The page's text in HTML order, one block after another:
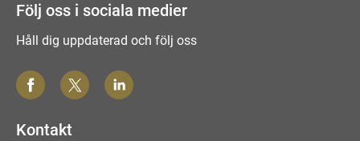
Följ oss i sociala medier
Håll dig uppdaterad och följ oss
Kontakt